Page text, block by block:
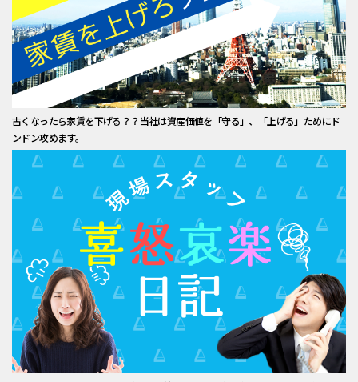
古くなったら家賃を下げる？？当社は資産価値を「守る」、「上げる」ためにド
ンドン攻めます。